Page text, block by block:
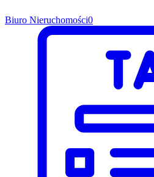
Biuro Nieruchomości0